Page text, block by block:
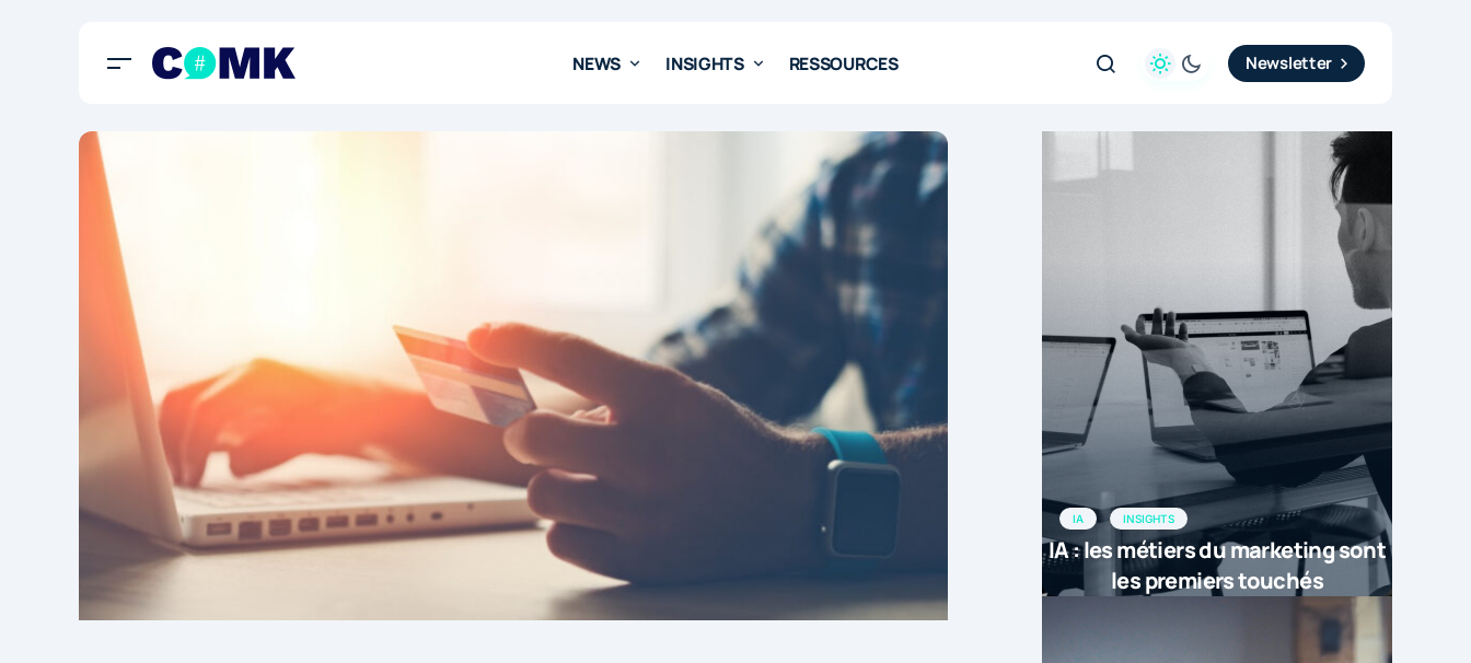
NEWS INSIGHTS RESSOURCES Newsletter
IA INSIGHTS
IA : les métiers du marketing sont
les premiers touchés